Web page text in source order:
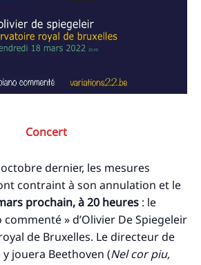
Concert
dernier, les mesures
contraint à son annulation et le
prochain, à 20 heures : le
» d’Olivier De Spiegeleir
de Bruxelles. Le directeur de
y jouera Beethoven (Nel cor piu,